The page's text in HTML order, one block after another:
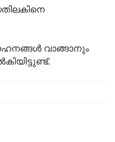
വാങ്ങാനും